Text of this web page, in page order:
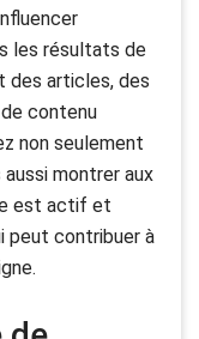
les résultats de
des articles, des
contenu
non seulement
montrer aux
est actif et
peut contribuer à